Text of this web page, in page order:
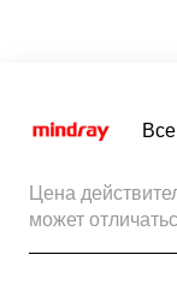
Цена
может